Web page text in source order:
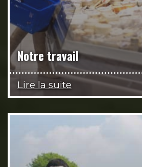
Notre travail
Lire la suite